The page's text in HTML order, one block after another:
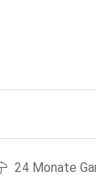
24 Monate